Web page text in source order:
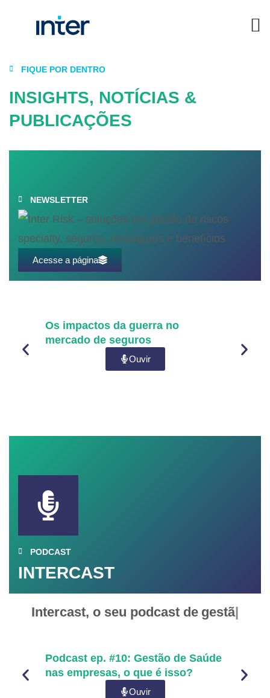
FIQUE POR DENTRO
INSIGHTS, NOTÍCIAS &
PUBLICAÇÕES
NEWSLETTER
Acesse a página
Os impactos da guerra no
mercado de seguros
Ouvir
PODCAST
INTERCAST
Intercast, o seu podcast de segur
Podcast ep. #10: Gestão de Saúde
nas empresas, o que é isso?
Ouvir